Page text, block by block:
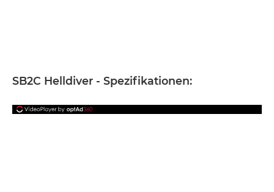
SB2C Helldiver - Spezifikationen: